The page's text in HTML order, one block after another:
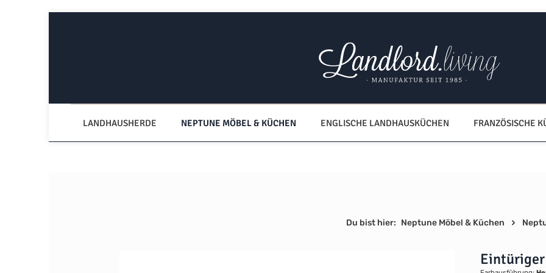
LANDHAUSHERDE NEPTUNE MÖBEL & KÜCHEN ENGLISCHE LANDHAUSKÜCHEN FRANZÖSISCHE
Du bist hier: Neptune Möbel & Küchen
Eintüriger